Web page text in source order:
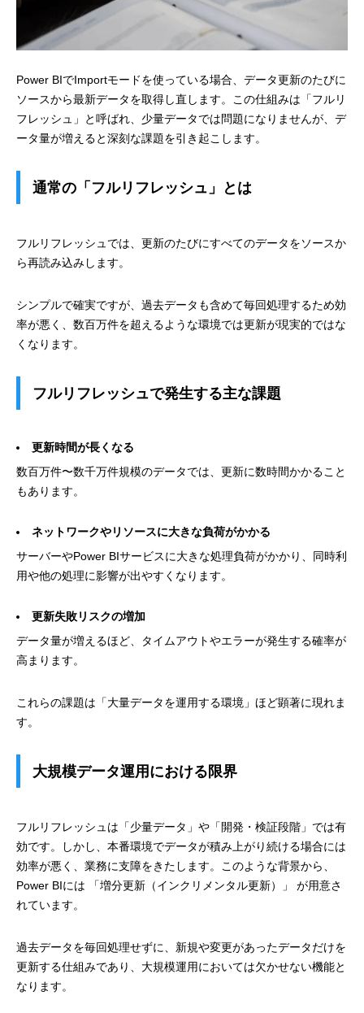
Power BIでImportモードを使っている場合、データ更新のたびに
ソースから最新データを取得し直します。この仕組みは「フルリ
フレッシュ」と呼ばれ、少量データでは問題になりませんが、デ
ータ量が増えると深刻な課題を引き起こします。
通常の「フルリフレッシュ」とは
フルリフレッシュでは、更新のたびにすべてのデータをソースか
ら再読み込みします。
シンプルで確実ですが、過去データも含めて毎回処理するため効
率が悪く、数百万件を超えるような環境では更新が現実的ではな
くなります。
フルリフレッシュで発生する主な課題
更新時間が長くなる
数百万件〜数千万件規模のデータでは、更新に数時間かかること
もあります。
ネットワークやリソースに大きな負荷がかかる
サーバーやPower BIサービスに大きな処理負荷がかかり、同時利
用や他の処理に影響が出やすくなります。
更新失敗リスクの増加
データ量が増えるほど、タイムアウトやエラーが発生する確率が
高まります。
これらの課題は「大量データを運用する環境」ほど顕著に現れま
す。
大規模データ運用における限界
フルリフレッシュは「少量データ」や「開発・検証段階」では有
効です。しかし、本番環境でデータが積み上がり続ける場合には
効率が悪く、業務に支障をきたします。このような背景から、
Power BIには 「増分更新（インクリメンタル更新）」 が用意さ
れています。
過去データを毎回処理せずに、新規や変更があったデータだけを
更新する仕組みであり、大規模運用においては欠かせない機能と
なります。